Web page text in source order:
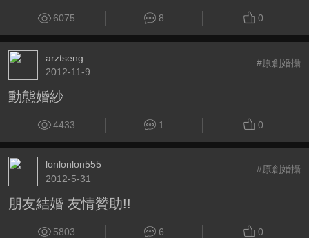
6075 8 0
arztseng
2012-11-9
#原創婚攝
動態婚紗
4433 1 0
lonlonlon555
2012-5-31
#原創婚攝
朋友結婚 友情贊助!!
5803 6 0